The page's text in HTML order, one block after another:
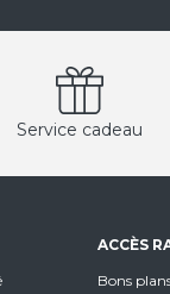
Service cadeau
ACCÈS
Bons